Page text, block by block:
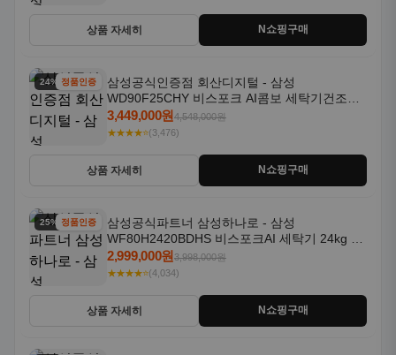
상품 자세히 N쇼핑구매
24% 할인정품인증
삼성공식인증점 회산디지털 - 삼성
WD90F25CHY 비스포크 AI콤보 세탁기건조기
일체형 25kg+18kg 1등급
3,449,000원4,548,000원
★★★★⭐(3,476)
상품 자세히 N쇼핑구매
25% 할인정품인증
삼성공식파트너 삼성하나로 - 삼성
WF80H2420BDHS 비스포크AI 세탁기 24kg 건
조기 20kg 세제자동투입
2,999,000원3,998,000원
★★★★⭐(4,034)
상품 자세히 N쇼핑구매